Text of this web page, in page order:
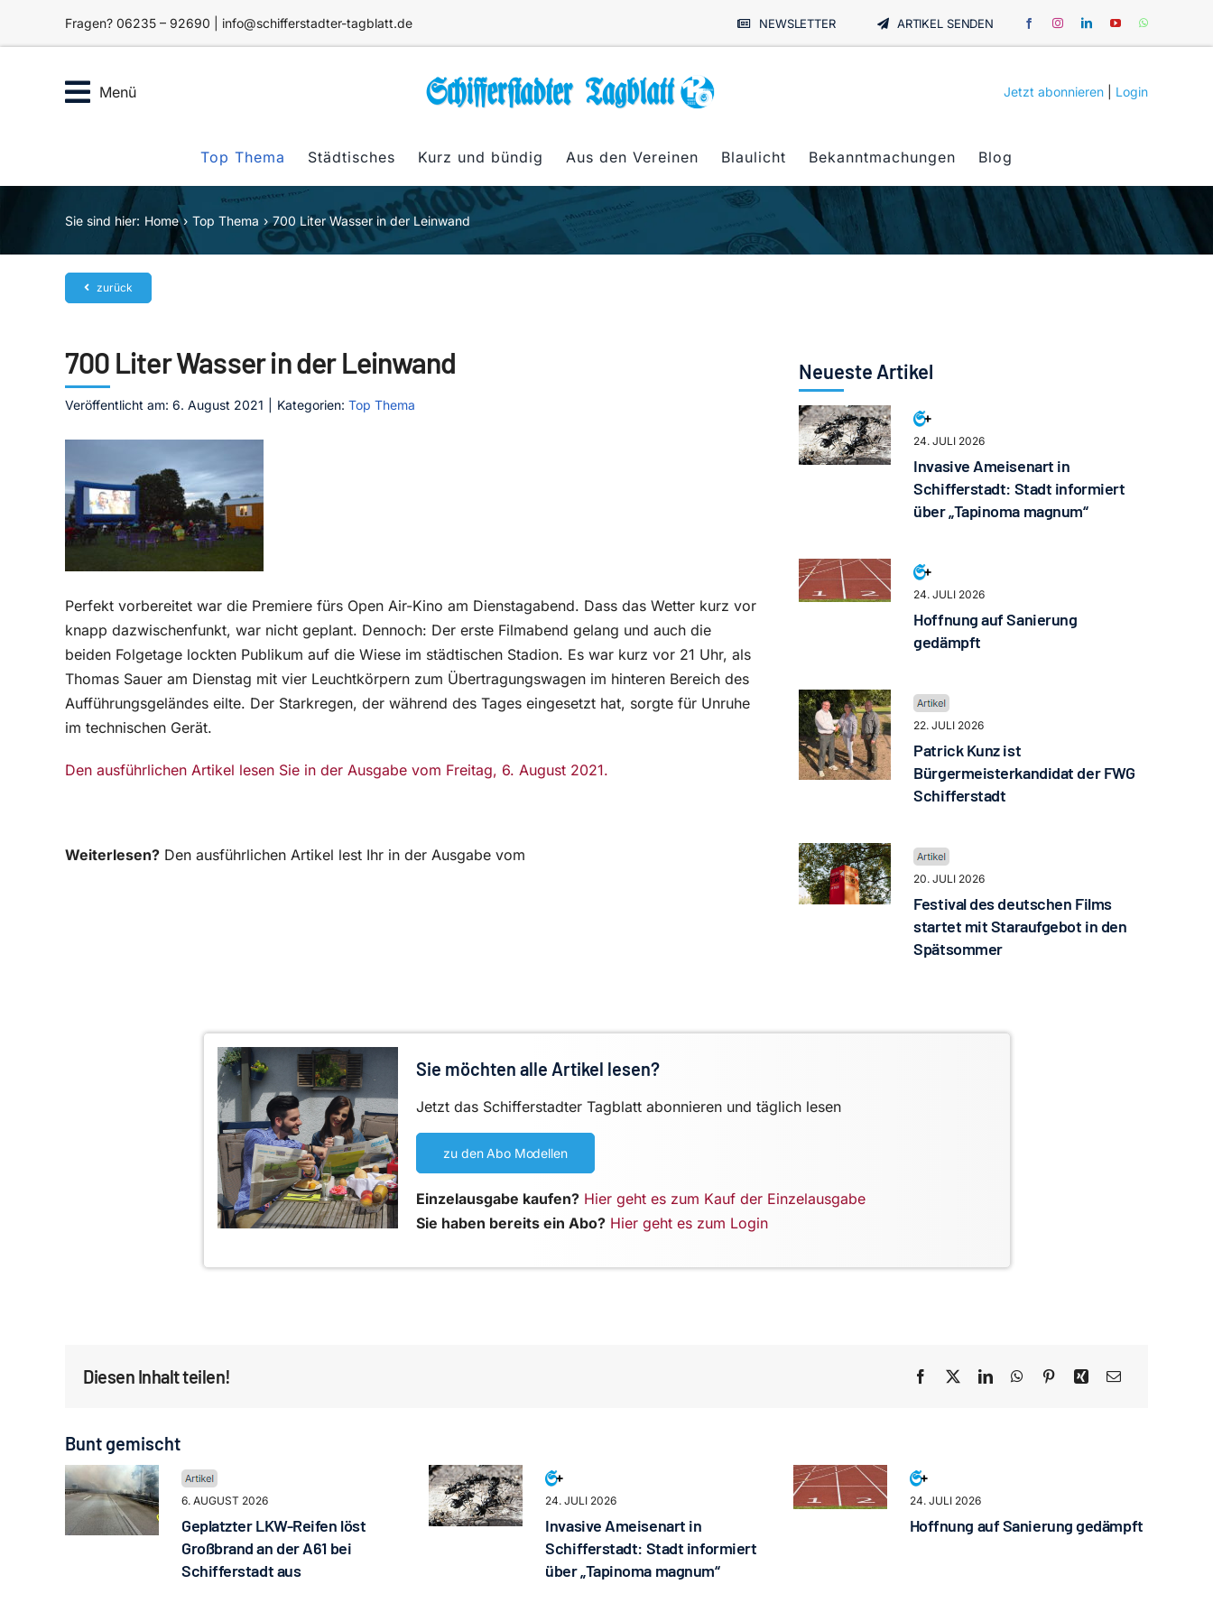
Fragen? 06235 – 92690 | info@schifferstadter-tagblatt.de NEWSLETTER ARTIKEL SENDEN
Menü Jetzt abonnieren Login
Top Thema Städtisches Kurz und bündig Aus den Vereinen Blaulicht Bekanntmachungen Blog
Sie sind hier: Home Top Thema 700 Liter Wasser in der Leinwand
zurück
700 Liter Wasser in der Leinwand
Veröffentlicht am: 6. August 2021 Kategorien: Top Thema
Perfekt vorbereitet war die Premiere fürs Open Air-Kino am Dienstagabend. Dass das Wetter kurz vor
knapp dazwischenfunkt, war nicht geplant. Dennoch: Der erste Filmabend gelang und auch die
beiden Folgetage lockten Publikum auf die Wiese im städtischen Stadion. Es war kurz vor 21 Uhr, als
Thomas Sauer am Dienstag mit vier Leuchtkörpern zum Übertragungswagen im hinteren Bereich des
Aufführungsgeländes eilte. Der Starkregen, der während des Tages eingesetzt hat, sorgte für Unruhe
im technischen Gerät.
Den ausführlichen Artikel lesen Sie in der Ausgabe vom Freitag, 6. August 2021.
Weiterlesen? Den ausführlichen Artikel lest Ihr in der Ausgabe vom
Neueste Artikel
24. JULI 2026
Invasive Ameisenart in
Schifferstadt: Stadt informiert
über „Tapinoma magnum“
24. JULI 2026
Hoffnung auf Sanierung
gedämpft
22. JULI 2026
Patrick Kunz ist
Bürgermeisterkandidat der FWG
Schifferstadt
20. JULI 2026
Festival des deutschen Films
startet mit Staraufgebot in den
Spätsommer
Sie möchten alle Artikel lesen?
Jetzt das Schifferstadter Tagblatt abonnieren und täglich lesen
zu den Abo Modellen
Einzelausgabe kaufen? Hier geht es zum Kauf der Einzelausgabe
Sie haben bereits ein Abo? Hier geht es zum Login
Diesen Inhalt teilen!
Bunt gemischt
6. AUGUST 2026
Geplatzter LKW-Reifen löst
Großbrand an der A61 bei
Schifferstadt aus
24. JULI 2026
Invasive Ameisenart in
Schifferstadt: Stadt informiert
über „Tapinoma magnum“
24. JULI 2026
Hoffnung auf Sanierung gedämpft